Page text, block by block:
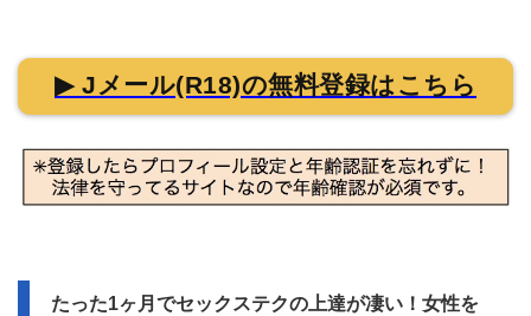
▶ Jメール(R18)の無料登録はこちら
たった1ヶ月でセックステクの上達が凄い！女性を